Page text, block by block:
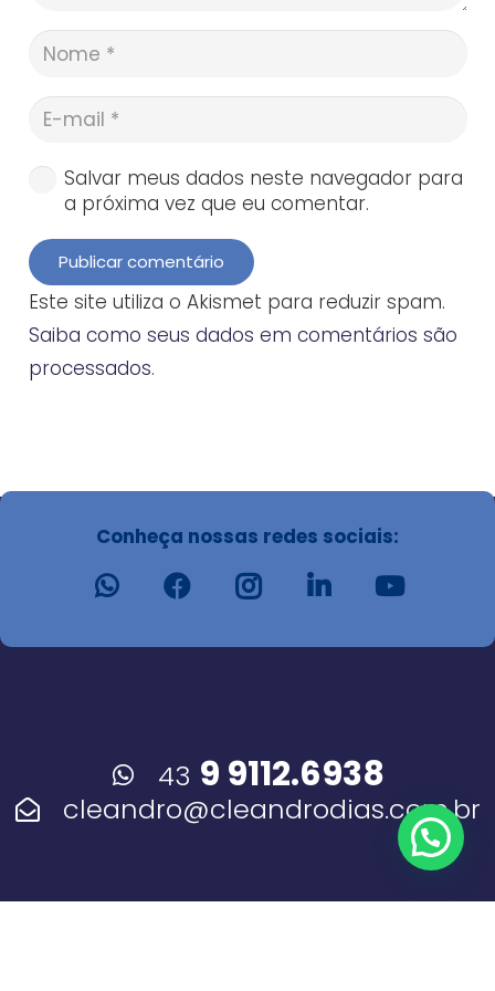
Salvar meus dados neste navegador para
a próxima vez que eu comentar.
Publicar comentário
Este site utiliza o Akismet para reduzir spam.
Saiba como seus dados em comentários são
processados.
Conheça nossas redes sociais:
43 9 9112.6938
cleandro@cleandrodias.com.br